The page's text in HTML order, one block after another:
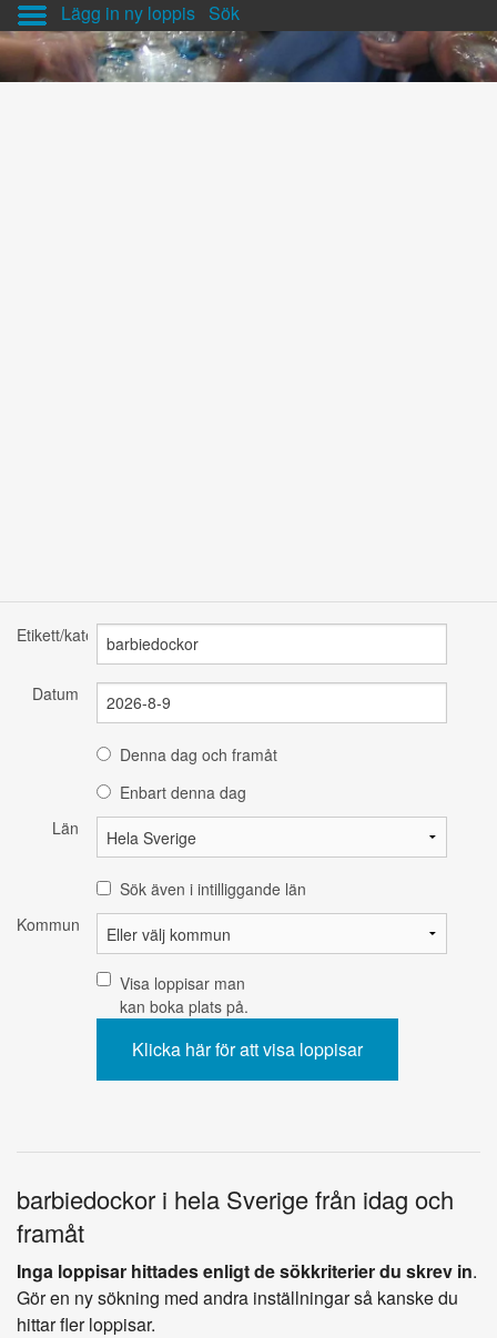
Lägg in ny loppis Sök
Etikett/kategori
Datum
Denna dag och framåt
Enbart denna dag
Län
Sök även i intilliggande län
Kommun
Visa loppisar man
kan boka plats på.
barbiedockor i hela Sverige från idag och
framåt
Inga loppisar hittades enligt de sökkriterier du skrev in.
Gör en ny sökning med andra inställningar så kanske du
hittar fler loppisar.